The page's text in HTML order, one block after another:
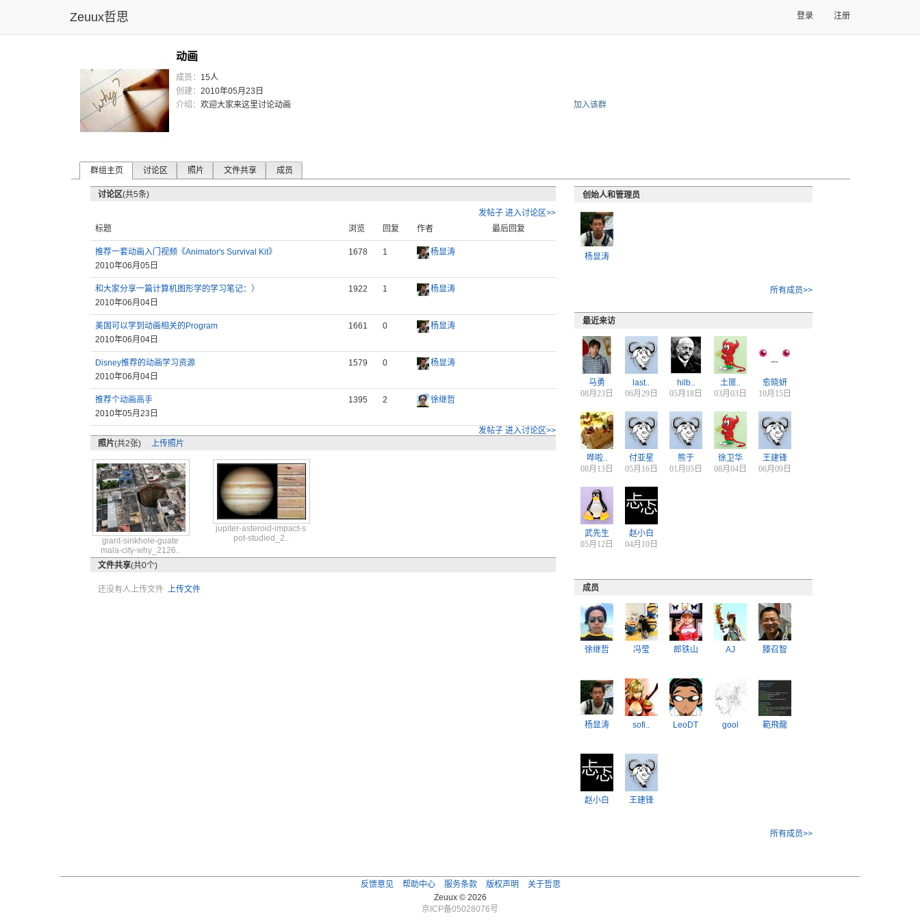
Zeuux哲思 登录 注册
动画
成员： 15人
创建： 2010年05月23日
介绍： 欢迎大家来这里讨论动画 加入该群
群组主页 讨论区 照片 文件共享 成员
讨论区(共5条)
发帖子 进入讨论区>>
标题
浏览 回复 作者 最后回复
推荐一套动画入门视频《Animator's Survival Kit》 1678 1
杨显涛
2010年06月05日
和大家分享一篇计算机图形学的学习笔记：） 1922 1
杨显涛
2010年06月04日
美国可以学到动画相关的Program 1661 0
杨显涛
2010年06月04日
Disney推荐的动画学习资源 1579 0
杨显涛
2010年06月04日
推荐个动画高手 1395 2
徐继哲
2010年05月23日
发帖子 进入讨论区>>
照片(共2张) 上传照片
giant-sinkhole-guate
mala-city-why_2126..
jupiter-asteroid-impact-s
pot-studied_2..
文件共享(共0个)
还没有人上传文件 上传文件
创始人和管理员
杨显涛
所有成员>>
最近来访
马勇
08月23日
last..
06月29日
hilb..
05月18日
土匪..
03月03日
愈晓妍
10月15日
哗啦..
08月13日
付亚星
05月16日
熊于
01月05日
徐卫华
08月04日
王建锋
06月09日
武先生
05月12日
赵小白
04月10日
成员
徐继哲 冯莹 郎铁山 AJ 滕召智
杨显涛 sofi.. LeoDT gool 範飛龍
赵小白 王建锋
所有成员>>
反馈意见 帮助中心 服务条款 版权声明
关于哲思
Zeuux © 2026
京ICP备05028076号